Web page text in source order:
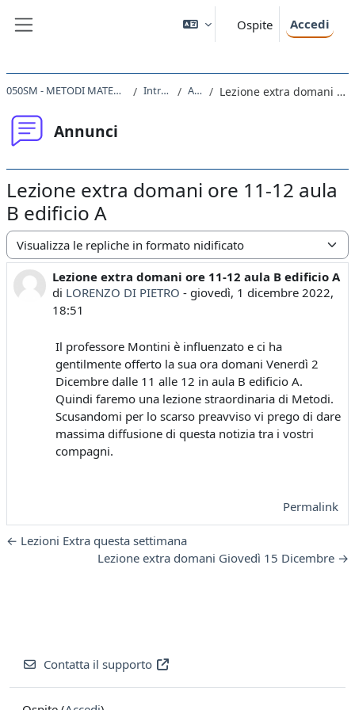
Ospite Accedi
050SM - METODI MATEMATICI DELLA FISICA 2022 Introduzione Annunci Lezione extra domani ore 11-12 aula B edificio A
Annunci
Lezione extra domani ore 11-12 aula
B edificio A
Modalità visualizzazione
Lezione extra domani ore 11-12 aula B edificio A
di LORENZO DI PIETRO -giovedì, 1 dicembre 2022,
18:51
Numero di risposte: 0
Il professore Montini è influenzato e ci ha
gentilmente offerto la sua ora domani Venerdì 2
Dicembre dalle 11 alle 12 in aula B edificio A.
Quindi faremo una lezione straordinaria di Metodi.
Scusandomi per lo scarso preavviso vi prego di dare
massima diffusione di questa notizia tra i vostri
compagni.
Permalink
← Lezioni Extra questa settimana
Lezione extra domani Giovedì 15 Dicembre →
Contatta il supporto